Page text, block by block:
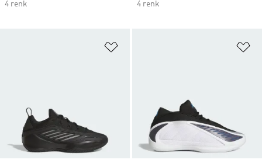
4 renk
4 renk